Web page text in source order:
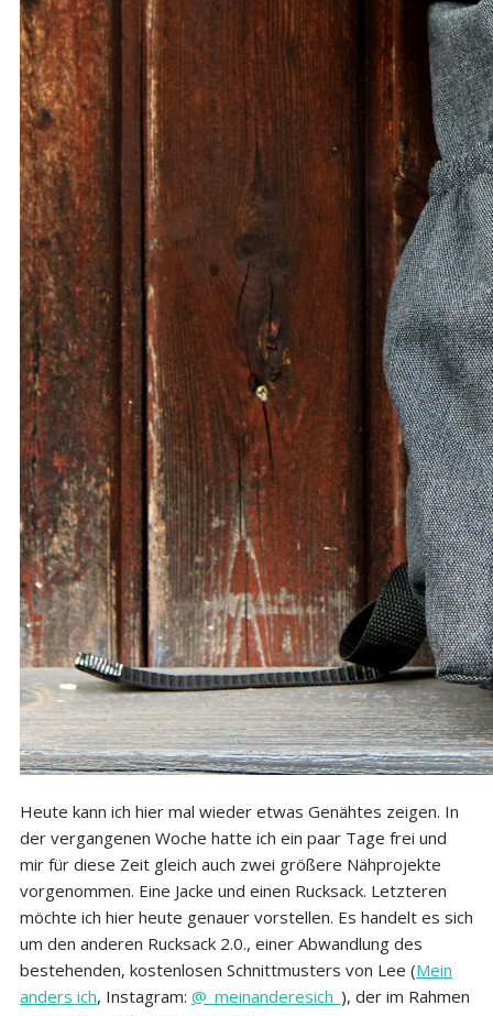
Heute kann ich hier mal wieder etwas Genähtes zeigen. In
der vergangenen Woche hatte ich ein paar Tage frei und
mir für diese Zeit gleich auch zwei größere Nähprojekte
vorgenommen. Eine Jacke und einen Rucksack. Letzteren
möchte ich hier heute genauer vorstellen. Es handelt es sich
um den anderen Rucksack 2.0., einer Abwandlung des
bestehenden, kostenlosen Schnittmusters von Lee (Mein
anders ich, Instagram: @_meinanderesich_ ), der im Rahmen